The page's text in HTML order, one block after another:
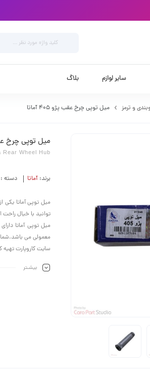
سایر لوازم بلاگ
و ترمز میل توپی چرخ عقب پژو 405 آماتا
میل توپی چرخ عقب
Rear Wheel Hub
برند: آماتا دسته :
میل توپی آماتا
توانید با خیال
معمولی می
سایت کاروپارت تهیه
بیشـتر